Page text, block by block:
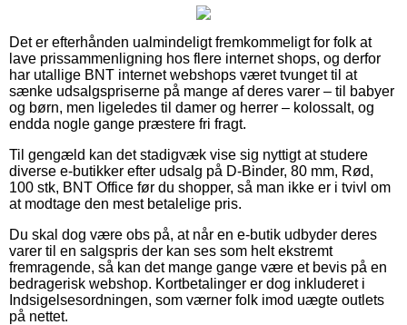
Det er efterhånden ualmindeligt fremkommeligt for folk at
lave prissammenligning hos flere internet shops, og derfor
har utallige BNT internet webshops været tvunget til at
sænke udsalgspriserne på mange af deres varer – til babyer
og børn, men ligeledes til damer og herrer – kolossalt, og
endda nogle gange præstere fri fragt.
Til gengæld kan det stadigvæk vise sig nyttigt at studere
diverse e-butikker efter udsalg på D-Binder, 80 mm, Rød,
100 stk, BNT Office før du shopper, så man ikke er i tvivl om
at modtage den mest betalelige pris.
Du skal dog være obs på, at når en e-butik udbyder deres
varer til en salgspris der kan ses som helt ekstremt
fremragende, så kan det mange gange være et bevis på en
bedragerisk webshop. Kortbetalinger er dog inkluderet i
Indsigelsesordningen, som værner folk imod uægte outlets
på nettet.